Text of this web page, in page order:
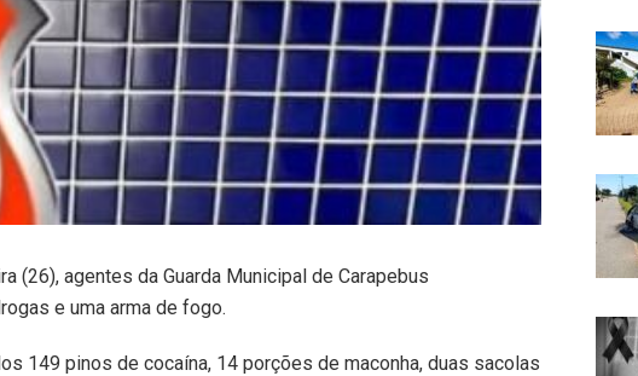
(26), agentes da Guarda Municipal de Carapebus
e uma arma de fogo.
149 pinos de cocaína, 14 porções de maconha, duas sacolas